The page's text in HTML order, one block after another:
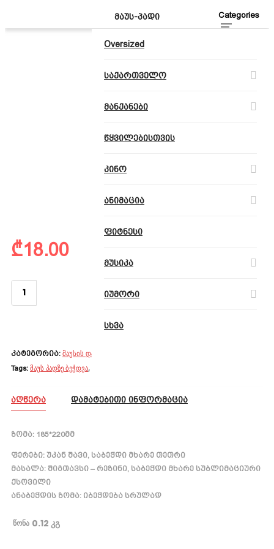
ᲛᲐᲣᲡ-ᲞᲐᲓᲘ Categories
Oversized
საქართველო
მანქანები
წყვილებისთვის
კინო
ანიმაცია
ფიტნესი
მუსიკა
იუმორი
სხვა
₾18.00
რაოდენობა:
მაუს-
კატეგორია: მაუსის დასადები
Tags: მაუს პადზე ბეჭდვა,
ᲐᲦᲬᲔᲠᲐ ᲓᲐᲛᲐᲢᲔᲑᲘᲗᲘ ᲘᲜᲤᲝᲠᲛᲐᲪᲘᲐ
ზომა: 185*220მმ
ფერები: უკან შავი, საბეჭდი მხარე თეთრი
მასალა: შიგთავსი – რეზინი, საბეჭდი მხარე სუბლიმაციური
ქსოვილი
ანაბეჭდის ზომა: იბეჭდება სრულად
წონა 0.12 კგ